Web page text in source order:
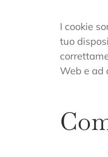
I cookie
tuo
Web e ad